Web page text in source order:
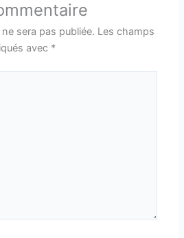
sera pas publiée. Les champs
avec *